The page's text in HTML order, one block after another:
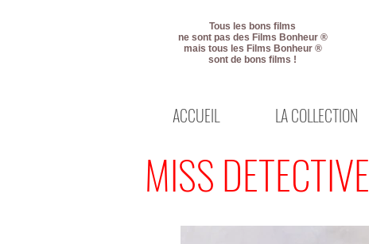
Tous les bons films
ne sont pas des Films Bonheur ®
mais tous les Films Bonheur ®
sont de bons films !
ACCUEIL LA COLLECTION
MISS DETECTIVE